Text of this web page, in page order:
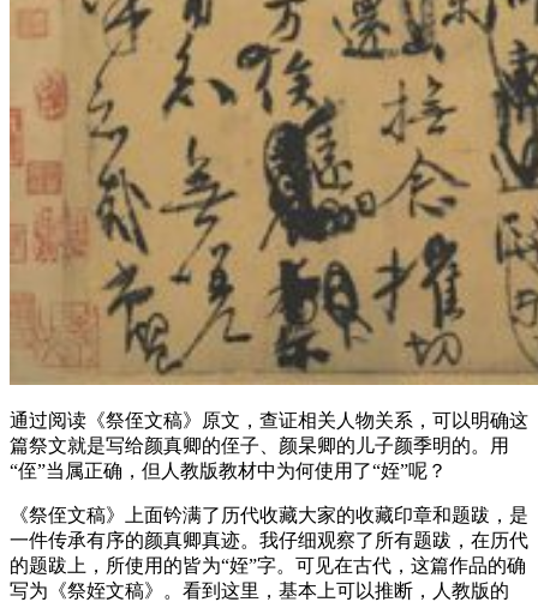
通过阅读《祭侄文稿》原文，查证相关人物关系，可以明确这
篇祭文就是写给颜真卿的侄子、颜杲卿的儿子颜季明的。用
“侄”当属正确，但人教版教材中为何使用了“姪”呢？
《祭侄文稿》上面钤满了历代收藏大家的收藏印章和题跋，是
一件传承有序的颜真卿真迹。我仔细观察了所有题跋，在历代
的题跋上，所使用的皆为“姪”字。可见在古代，这篇作品的确
写为《祭姪文稿》。看到这里，基本上可以推断，人教版的